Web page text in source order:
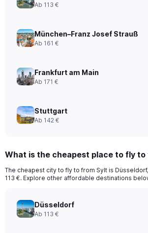
Ab 113 €
München–Franz Josef Strauß
Ab 161 €
Frankfurt am Main
Ab 171 €
Stuttgart
Ab 142 €
What is the cheapest place to fly to
The cheapest city to fly to from Sylt is
113 €. Explore other affordable destinations
Düsseldorf
Ab 113 €